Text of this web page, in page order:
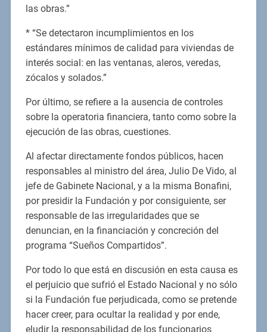
las obras.”
* “Se detectaron incumplimientos en los
estándares mínimos de calidad para viviendas de
interés social: en las ventanas, aleros, veredas,
zócalos y solados.”
Por último, se refiere a la ausencia de controles
sobre la operatoria financiera, tanto como sobre la
ejecución de las obras, cuestiones.
Al afectar directamente fondos públicos, hacen
responsables al ministro del área, Julio De Vido, al
jefe de Gabinete Nacional, y a la misma Bonafini,
por presidir la Fundación y por consiguiente, ser
responsable de las irregularidades que se
denuncian, en la financiación y concreción del
programa “Sueños Compartidos”.
Por todo lo que está en discusión en esta causa es
el perjuicio que sufrió el Estado Nacional y no sólo
si la Fundación fue perjudicada, como se pretende
hacer creer, para ocultar la realidad y por ende,
eludir la responsabilidad de los funcionarios